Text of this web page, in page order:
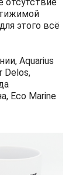
этого всё
Aquarius
Delos,
Eco Marine